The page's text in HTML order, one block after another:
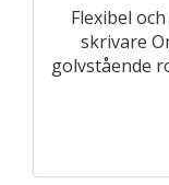
Flexibel
skrivare
golvstående